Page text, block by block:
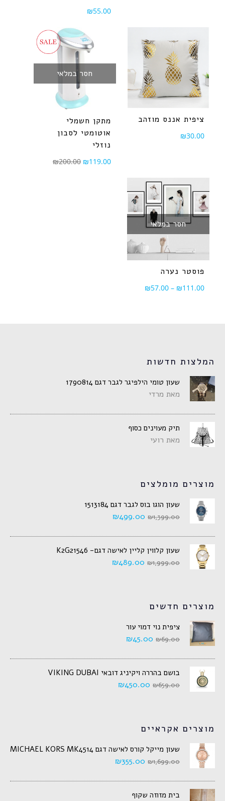
₪55.00
ציפית אננס מוזהב
₪30.00
חסר במלאי
מתקן חשמלי
אוטומטי לסבון
נוזלי
₪200.00 ₪119.00
חסר במלאי
פוסטר נערה
₪57.00 – ₪111.00
המלצות חדשות
שעון טומי הילפיגר לגבר דגם 1790814
מאת מרדי
תיק מעוינים כסוף
מאת רועי
מוצרים מומלצים
שעון הוגו בוס לגבר דגם 1513184
₪1,399.00
₪499.00
שעון קלווין קליין לאישה דגם- K2G21546
₪1,999.00
₪489.00
מוצרים חדשים
ציפית נוי דמוי עור
₪69.00
₪45.00
בושם בהררה ויקיניג דובאי VIKING DUBAI
₪659.00
₪450.00
מוצרים אקראיים
שעון מייקל קורס לאישה דגם MICHAEL KORS MK4514
₪1,699.00
₪355.00
בית מזוזה שקוף